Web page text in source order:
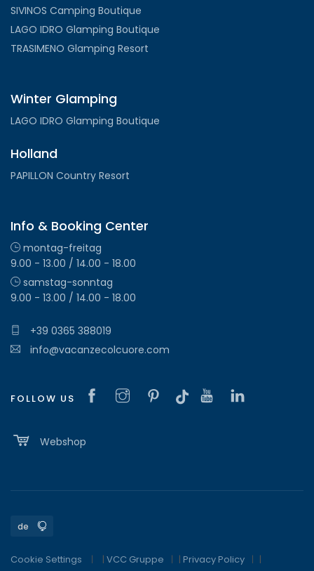
SIVINOS Camping Boutique
LAGO IDRO Glamping Boutique
TRASIMENO Glamping Resort
Winter Glamping
LAGO IDRO Glamping Boutique
Holland
PAPILLON Country Resort
Info & Booking Center
montag-freitag
9.00 - 13.00 / 14.00 - 18.00
samstag-sonntag
9.00 - 13.00 / 14.00 - 18.00
+39 0365 388019
info@vacanzecolcuore.com
FOLLOW US
Webshop
Cookie Settings | VCC Gruppe | Privacy Policy
|